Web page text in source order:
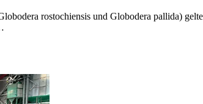
rostochiensis und Globodera pallida)